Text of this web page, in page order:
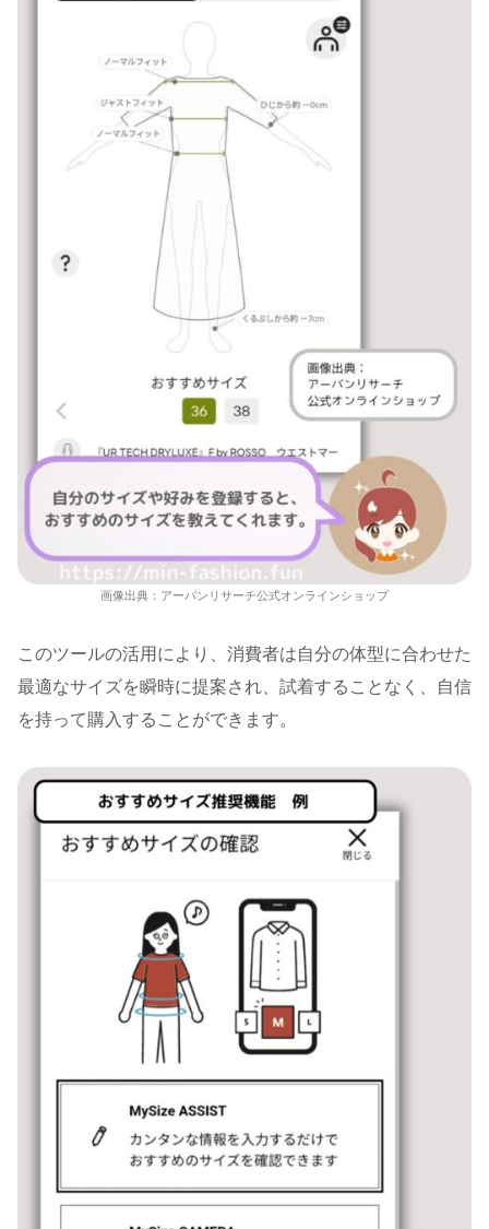
画像出典：アーバンリサーチ公式オンラインショップ
このツールの活用により、消費者は自分の体型に合わせた
最適なサイズを瞬時に提案され、試着することなく、自信
を持って購入することができます。